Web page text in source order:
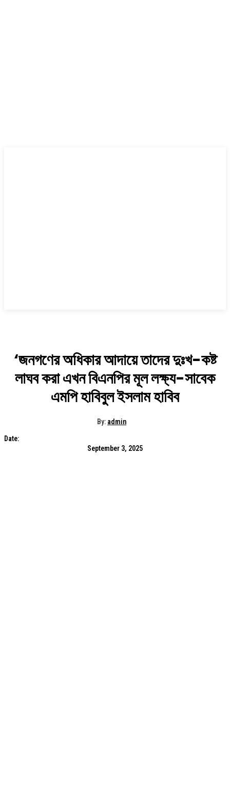
‘জনগণের অধিকার আদায়ে তাদের দুঃখ-কষ্ট
লাঘব করা এখন বিএনপির মূল লক্ষ্য-সাবেক
এমপি হাবিবুল ইসলাম হাবিব
By: admin
Date:
September 3, 2025